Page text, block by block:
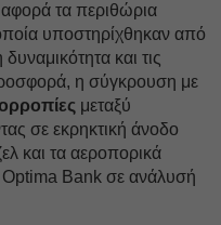
αφορά τα περιθώρια
υποστηρίχθηκαν από
και τις
η σύγκρουση με
μεταξύ
σε εκρηκτική άνοδο
και τα αεροπορικά
Optima Bank σε ανάλυσή